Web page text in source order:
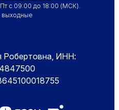
с 09:00 до 18:00 (МСК).
выходные
Робертовна, ИНН: